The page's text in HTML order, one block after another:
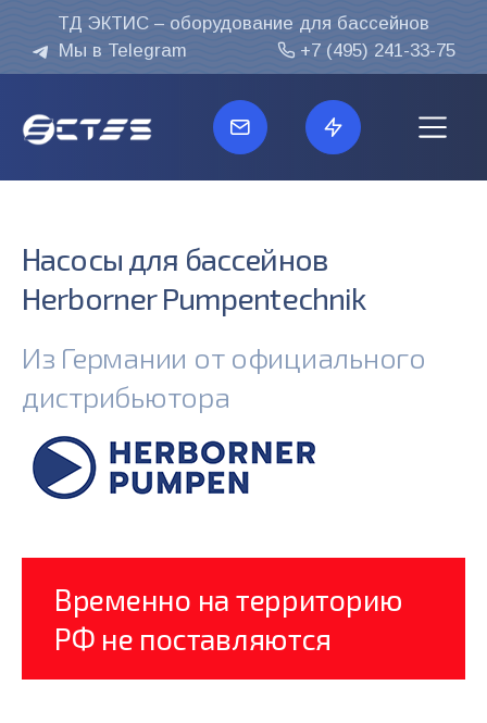
ТД ЭКТИС – оборудование для бассейнов
Мы в Telegram
+7 (495) 241-33-75
Насосы для бассейнов
Herborner Pumpentechnik
Из Германии от официального
дистрибьютора
Временно на территорию
РФ не поставляются